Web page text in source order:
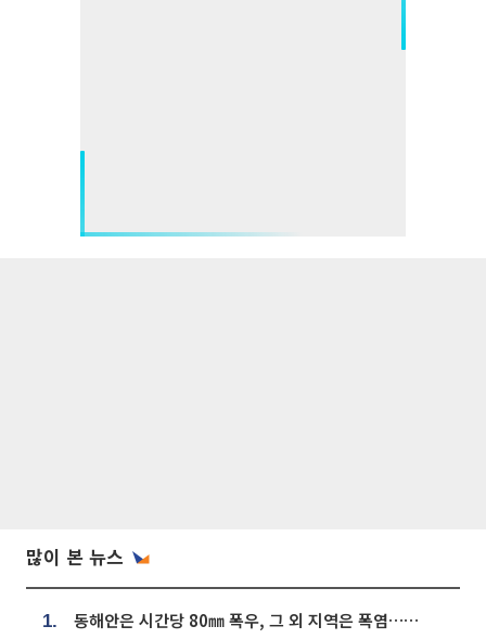
많이 본 뉴스
1. 동해안은 시간당 80㎜ 폭우, 그 외 지역은 폭염…‘극과 극 날씨’